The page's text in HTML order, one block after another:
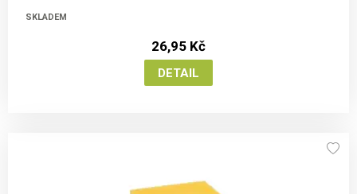
SKLADEM
26,95 Kč